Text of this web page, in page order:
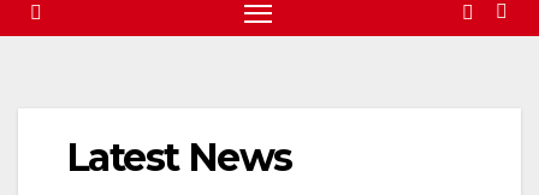
Latest News